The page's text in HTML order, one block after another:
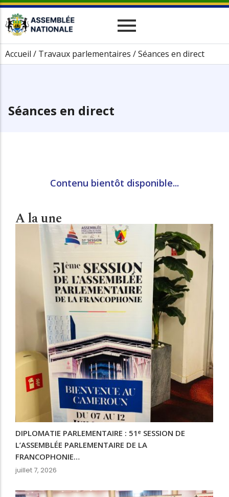
Missions
Administration
Vos Députés
Travaux
Evènements
Accueil / Travaux parlementaires /Séances en direct
Séances en direct
Contenu bientôt disponible...
A la une
DIPLOMATIE PARLEMENTAIRE : 51ᵉ SESSION DE
L’ASSEMBLÉE PARLEMENTAIRE DE LA
FRANCOPHONIE…
juillet 7, 2026